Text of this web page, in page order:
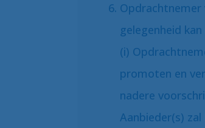
Opdrachtnemer
gelegenheid
(i)
promoten en
nadere
Aanbieder(s)